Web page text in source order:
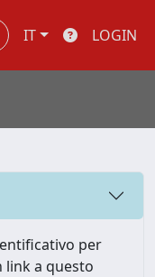
IT LOGIN
per
link a questo